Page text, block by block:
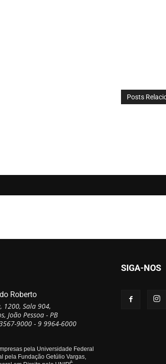
Posts
Roberto
1200, Sala 904,
João Pessoa - PB
9000 - 9 9964-6000
pela Universidade Federal
pela Fundação Getúlio Vargas,
SIGA-NOS